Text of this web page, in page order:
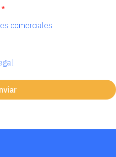
comerciales